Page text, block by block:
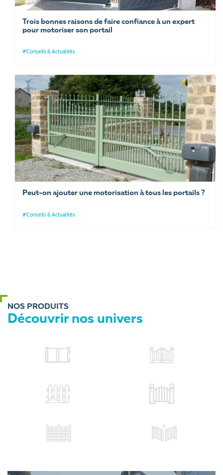
Trois bonnes raisons de faire confiance à un expert
pour motoriser son portail
#Conseils & Actualités
Peut-on ajouter une motorisation à tous les portails ?
#Conseils & Actualités
NOS PRODUITS
Découvrir nos univers